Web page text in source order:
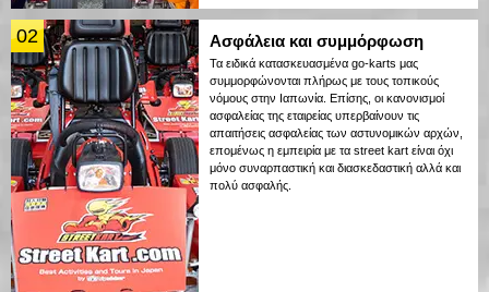
02 Ασφάλεια και συμμόρφωση
Τα ειδικά κατασκευασμένα go-karts μας
συμμορφώνονται πλήρως με τους τοπικούς
νόμους στην Ιαπωνία. Επίσης, οι κανονισμοί
ασφαλείας της εταιρείας υπερβαίνουν τις
απαιτήσεις ασφαλείας των αστυνομικών αρχών,
επομένως η εμπειρία με τα street kart είναι όχι
μόνο συναρπαστική και διασκεδαστική αλλά και
πολύ ασφαλής.